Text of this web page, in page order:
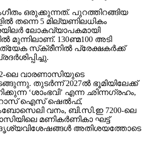
ഒരുക്കുന്നത്. പുറത്തിറങ്ങിയ
തന്നെ 5 മില്യണിലധികം
ലോകവ്യാപകമായി
മുന്നിലാണ്. 130ണ്മ100 അടി
സ്‌ക്രീനില്‍ പ്രേക്ഷകര്‍ക്ക്
ലെ വാരണാസിയുടെ
തുടര്‍ന്ന് 2027ല്‍ ഭൂമിയിലേക്ക്
‘ശാംഭവി’ എന്ന ഛിന്നഗ്രഹം,
റോസ് ഐസ് ഷെല്‍ഫ്,
വനം, ബി.സി.ഇ 7200-ലെ
മണികര്‍ണികാ ഘട്ട്
ദൃശ്യവിശേഷങ്ങള്‍ അതിശയത്തോടെ